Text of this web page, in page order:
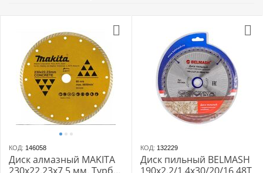
КОД: 146058
Диск алмазный MAKITA
КОД: 132229
Диск пильный BELMASH